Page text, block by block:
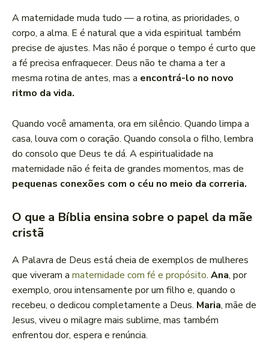
A maternidade muda tudo — a rotina, as prioridades, o
corpo, a alma. E é natural que a vida espiritual também
precise de ajustes. Mas não é porque o tempo é curto que
a fé precisa enfraquecer. Deus não te chama a ter a
mesma rotina de antes, mas a encontrá-lo no novo
ritmo da vida.
Quando você amamenta, ora em silêncio. Quando limpa a
casa, louva com o coração. Quando consola o filho, lembra
do consolo que Deus te dá. A espiritualidade na
maternidade não é feita de grandes momentos, mas de
pequenas conexões com o céu no meio da correria.
O que a Bíblia ensina sobre o papel da mãe
cristã
A Palavra de Deus está cheia de exemplos de mulheres
que viveram a maternidade com fé e propósito. Ana, por
exemplo, orou intensamente por um filho e, quando o
recebeu, o dedicou completamente a Deus. Maria, mãe de
Jesus, viveu o milagre mais sublime, mas também
enfrentou dor, espera e renúncia.